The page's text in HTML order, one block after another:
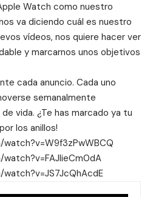
Watch como nuestro
va diciendo cuál es nuestro
vídeos, nos quiere hacer ver
y marcarnos unos objetivos
cada anuncio. Cada uno
semanalmente
vida. ¿Te has marcado ya tu
los anillos!